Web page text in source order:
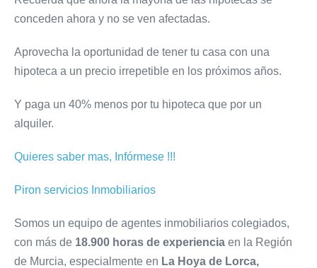
conceden ahora y no se ven afectadas.
Aprovecha la oportunidad de tener tu casa con una
hipoteca a un precio irrepetible en los próximos años.
Y paga un 40% menos por tu hipoteca que por un
alquiler.
Quieres saber mas, Infórmese !!!
Piron servicios Inmobiliarios
Somos un equipo de agentes inmobiliarios colegiados,
con más de 18.900 horas de experiencia en la Región
de Murcia, especialmente en La Hoya de Lorca,